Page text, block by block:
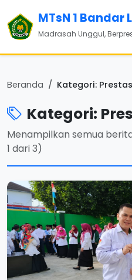
MTsN 1 Bandar
Madrasah Unggul,
Beranda Kategori:
Kategori:
Menampilkan semua
1 dari 3)